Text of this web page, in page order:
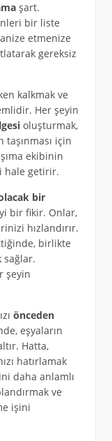
şart.
bir liste
etmenize
gereksiz
kalkmak ve
Her şeyin
oluşturmak,
taşınması için
ekibinin
hale getirir.
bir
bir fikir. Onlar,
hızlandırır.
birlikte
sağlar.
şeyin
önceden
eşyaların
Hatta,
hatırlamak
daha anlamlı
ve
işini